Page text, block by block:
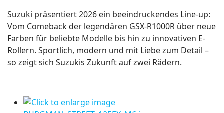
Suzuki präsentiert 2026 ein beeindruckendes Line-up:
Vom Comeback der legendären GSX-R1000R über neue
Farben für beliebte Modelle bis hin zu innovativen E-
Rollern. Sportlich, modern und mit Liebe zum Detail –
so zeigt sich Suzukis Zukunft auf zwei Rädern.